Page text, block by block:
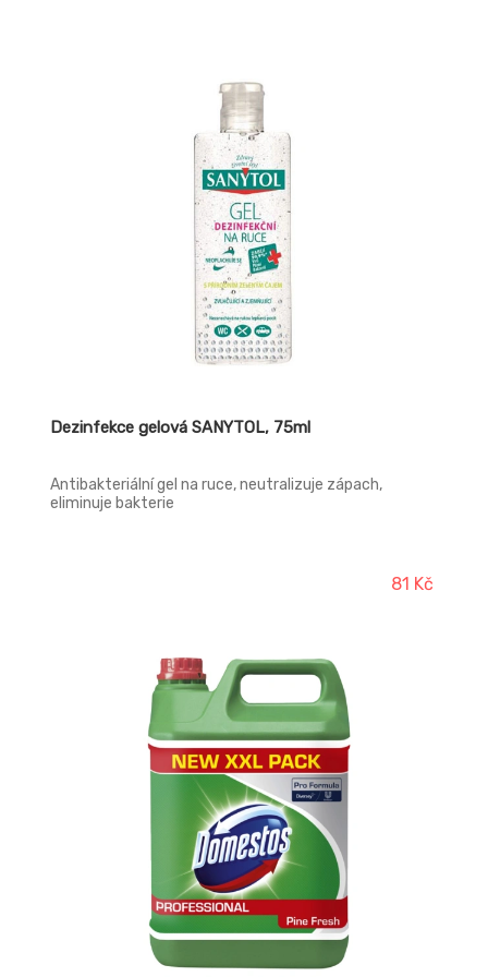
Dezinfekce gelová SANYTOL, 75ml
Antibakteriální gel na ruce, neutralizuje zápach,
eliminuje bakterie
81 Kč